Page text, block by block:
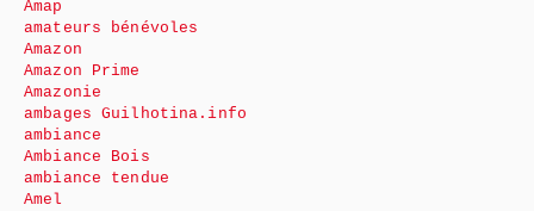
Amap
amateurs bénévoles
Amazon
Amazon Prime
Amazonie
ambages Guilhotina.info
ambiance
Ambiance Bois
ambiance tendue
Amel